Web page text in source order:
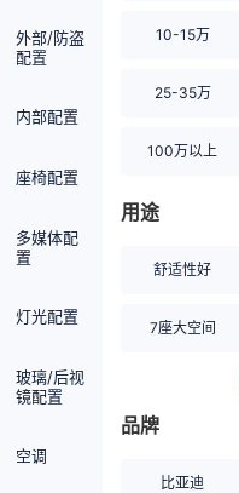
外部/防盗
配置
内部配置
座椅配置
多媒体配
置
灯光配置
玻璃/后视
镜配置
空调
10-15万
25-35万
100万以上
用途
舒适性好
7座大空间
品牌
比亚迪